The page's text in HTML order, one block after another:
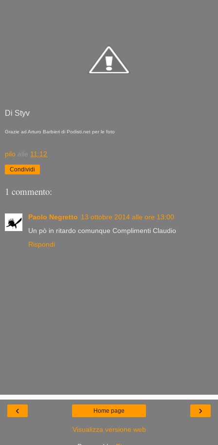
Di Styv
Grazie ad Arturo Barbieri di Podisti.net per le foto
pilo alle 11:12
Condividi
1 commento:
Paolo Negretto 13 ottobre 2014 alle ore 13:00
Un pò in ritardo comunque Complimenti Claudio
Rispondi
‹ ›
Home page
Visualizza versione web